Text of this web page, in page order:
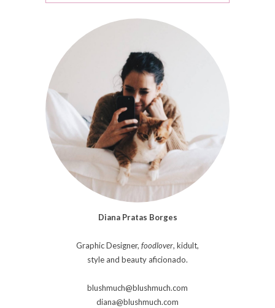
Diana Pratas Borges
Graphic Designer, foodlover, kidult,
style and beauty aficionado.
blushmuch@blushmuch.com
diana@blushmuch.com